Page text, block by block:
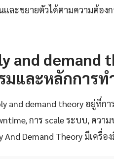
ะขยายตัวได้ตามความต้องก
and
มและหลักการท
and demand theory อยู่ที่
การ scale ระบบ, ค
Demand Theory มีเครื่